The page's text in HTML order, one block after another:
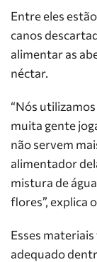
Entre eles
canos
alimentar as
néctar.
“Nós
muita gente
não servem
alimentador
mistura de
flores”, explica
Esses
adequado